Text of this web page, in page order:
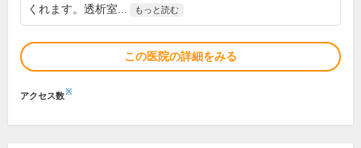
くれます。透析室...
もっと読む
この医院の詳細をみる
アクセス数※